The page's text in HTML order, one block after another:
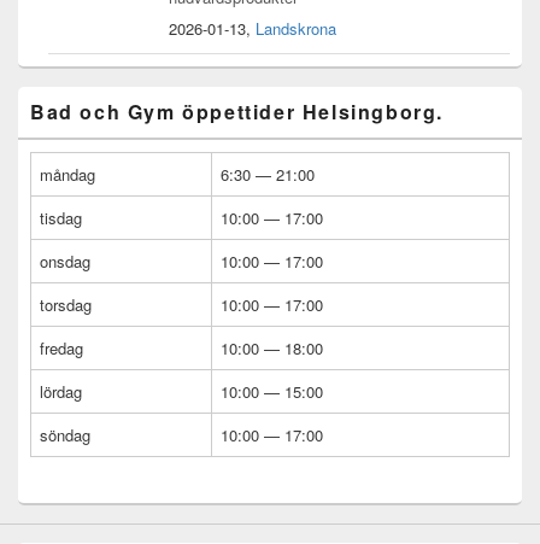
2026-01-13, Landskrona
Bad och Gym öppettider Helsingborg.
måndag
6:30 — 21:00
tisdag
10:00 — 17:00
onsdag
10:00 — 17:00
torsdag
10:00 — 17:00
fredag
10:00 — 18:00
lördag
10:00 — 15:00
söndag
10:00 — 17:00